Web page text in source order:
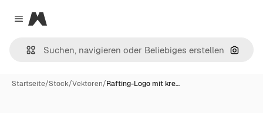
Close menu
Magnific
Nach
Startseite/Stock/Vektoren/Rafting-Logo mit kre…